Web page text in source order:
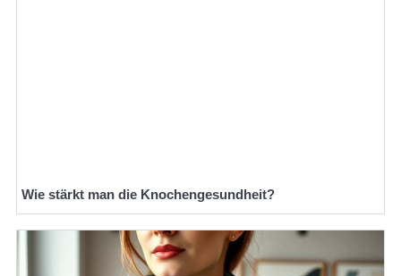
Wie stärkt man die Knochengesundheit?